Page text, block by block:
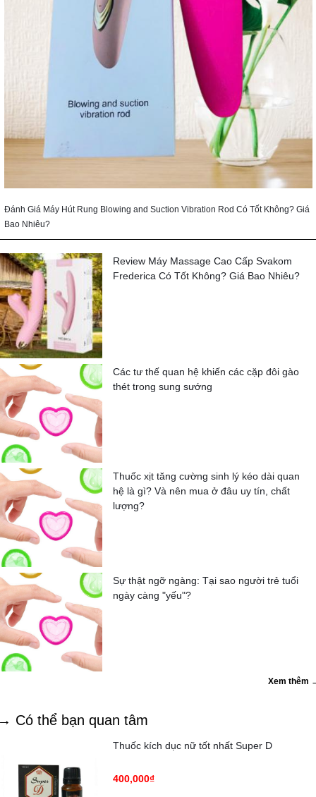
Đánh Giá Máy Hút Rung Blowing and Suction Vibration Rod Có Tốt Không? Giá
Bao Nhiêu?
Review Máy Massage Cao Cấp Svakom
Frederica Có Tốt Không? Giá Bao Nhiêu?
Các tư thế quan hệ khiến các cặp đôi gào
thét trong sung sướng
Thuốc xịt tăng cường sinh lý kéo dài quan
hệ là gì? Và nên mua ở đâu uy tín, chất
lượng?
Sự thật ngỡ ngàng: Tại sao người trẻ tuổi
ngày càng "yếu"?
Xem thêm
Có thể bạn quan tâm
Thuốc kích dục nữ tốt nhất Super D
400,000₫